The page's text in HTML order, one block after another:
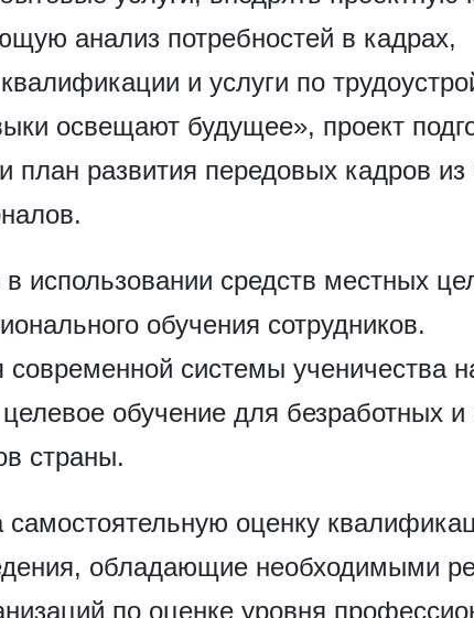
анализ потребностей в кадрах,
и услуги по
освещают будущее», проект
развития передовых кадров из
использовании средств местных
обучения сотрудников.
системы ученичества
обучение для безработных и
страны.
оценку
обладающие необходимыми
по оценке уровня